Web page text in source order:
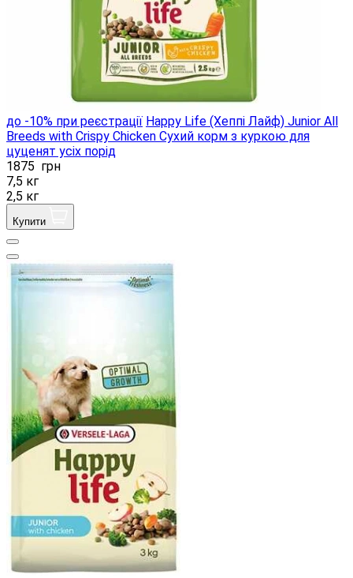
до -10% при реєстрації Happy Life (Хеппі Лайф) Junior All
Breeds with Crispy Chicken Сухий корм з куркою для
цуценят усіх порід
1875 грн
7,5 кг
2,5 кг
Купити